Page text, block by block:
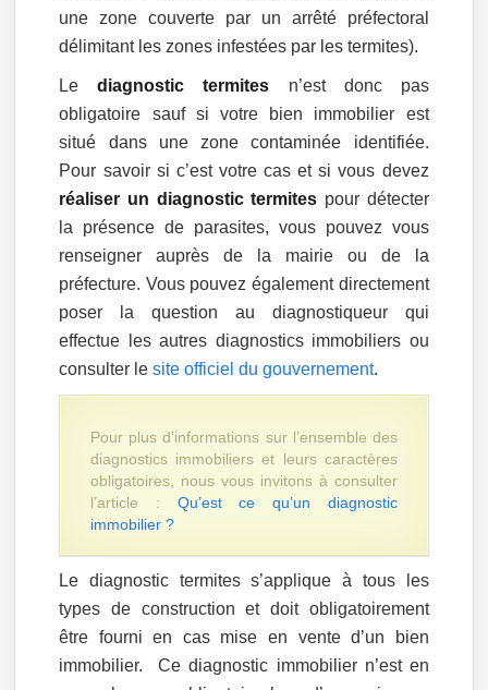
une zone couverte par un arrêté préfectoral
délimitant les zones infestées par les termites).
Lediagnostic termites n’est donc pas
obligatoire sauf si votre bien immobilier est
situé dans une zone contaminée identifiée.
Pour savoir si c’est votre cas et si vous devez
réaliser un diagnostic termites pour détecter
la présence de parasites, vous pouvez vous
renseigner auprès de la mairie ou de la
préfecture. Vous pouvez également directement
poser la question au diagnostiqueur qui
effectue les autres diagnostics immobiliers ou
consulter lesite officiel du gouvernement.
Pour plus d’informations sur l’ensemble des
diagnostics immobiliers et leurs caractères
obligatoires, nous vous invitons à consulter
l’article : Qu’est ce qu’un diagnostic
immobilier ?
Le diagnostic termites s’applique à tous les
types de construction et doit obligatoirement
être fourni en cas mise en vente d’un bien
immobilier. Ce diagnostic immobilier n’est en